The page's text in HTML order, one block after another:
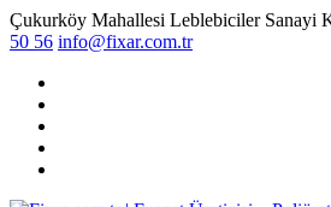
Çukurköy Mahallesi Leblebiciler Sanayi
50 56 info@fixar.com.tr